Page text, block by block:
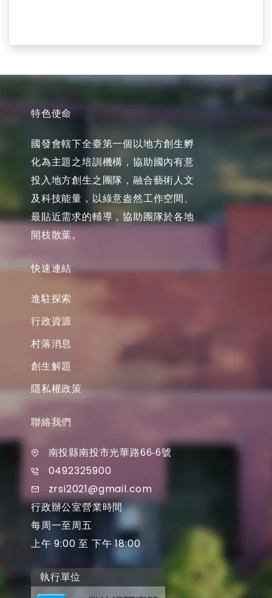
特色使命
國發會轄下全臺第一個以地方創生孵
化為主題之培訓機構，協助國內有意
投入地方創生之團隊，融合藝術人文
及科技能量，以綠意盎然工作空間、
最貼近需求的輔導，協助團隊於各地
開枝散葉。
快速連結
進駐探索
行政資源
村落消息
創生解題
隱私權政策
聯絡我們
南投縣南投市光華路66-6號
0492325900
zrsi2021@gmail.com
行政辦公室營業時間
每周一至周五
上午 9:00 至 下午 18:00
執行單位